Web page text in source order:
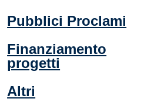
Pubblici Proclami
Finanziamento
progetti
Altri